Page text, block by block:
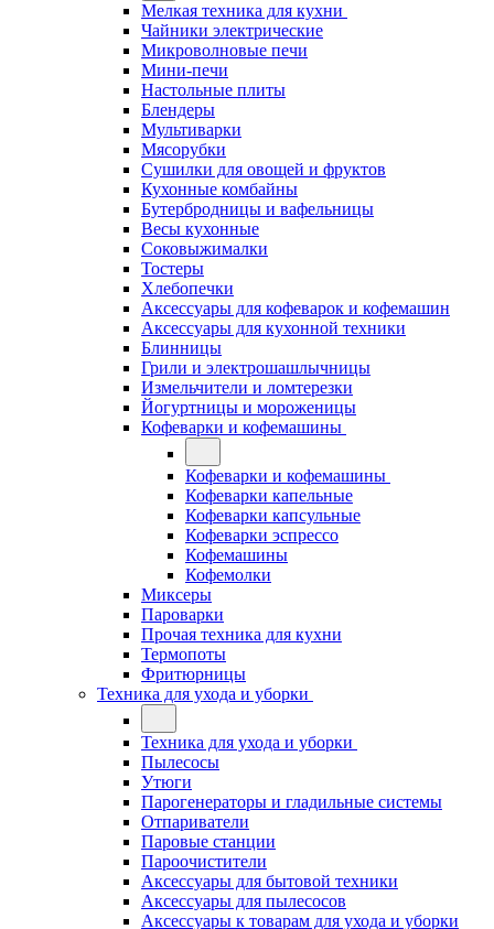
Мелкая техника для кухни
Чайники электрические
Микроволновые печи
Мини-печи
Настольные плиты
Блендеры
Мультиварки
Мясорубки
Сушилки для овощей и фруктов
Кухонные комбайны
Бутербродницы и вафельницы
Весы кухонные
Соковыжималки
Тостеры
Хлебопечки
Аксессуары для кофеварок и кофемашин
Аксессуары для кухонной техники
Блинницы
Грили и электрошашлычницы
Измельчители и ломтерезки
Йогуртницы и мороженицы
Кофеварки и кофемашины
Кофеварки и кофемашины
Кофеварки капельные
Кофеварки капсульные
Кофеварки эспрессо
Кофемашины
Кофемолки
Миксеры
Пароварки
Прочая техника для кухни
Термопоты
Фритюрницы
Техника для ухода и уборки
Техника для ухода и уборки
Пылесосы
Утюги
Парогенераторы и гладильные системы
Отпариватели
Паровые станции
Пароочистители
Аксессуары для бытовой техники
Аксессуары для пылесосов
Аксессуары к товарам для ухода и уборки